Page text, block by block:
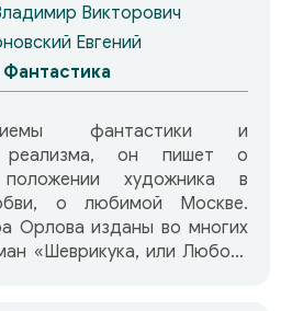
Викторович
Евгений
Фантастика
фантастики и
реализма, он пишет о
художника в
о любимой Москве.
Орлова изданы во многих
«Шеврикука, или Любовь